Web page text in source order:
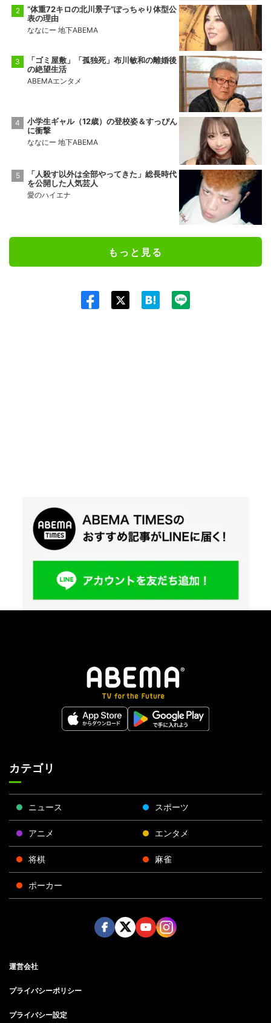
“体重72キロの北川景子”ぽっちゃり体型公
表の理由
ななにー 地下ABEMA
「ゴミ屋敷」「孤独死」布川敏和の離婚後
の絶望生活
ABEMAエンタメ
小学生ギャル（12歳）の登校姿＆すっぴん
に衝撃
ななにー 地下ABEMA
「人殺す以外は全部やってきた」総長時代
を公開した人気芸人
愛のハイエナ
もっと見る
カテゴリ
ニュース スポーツ
アニメ エンタメ
将棋 麻雀
ポーカー
運営会社
プライバシーポリシー
プライバシー設定